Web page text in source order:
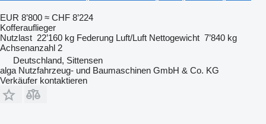
EUR 8’800 ≈ CHF 8’224
Kofferauflieger
Nutzlast 22’160 kg Federung Luft/Luft Nettogewicht 7’840 kg
Achsenanzahl 2
Deutschland, Sittensen
alga Nutzfahrzeug- und Baumaschinen GmbH & Co. KG
Verkäufer kontaktieren